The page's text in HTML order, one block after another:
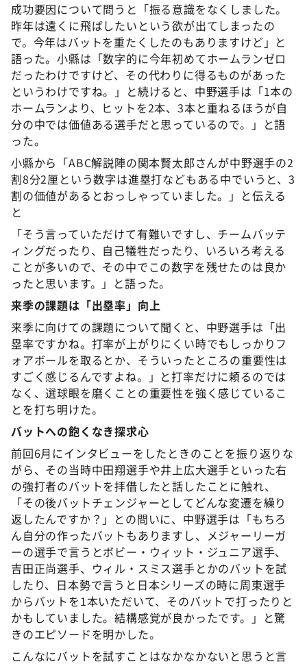
成功要因について問うと「振る意識をなくしました。
昨年は遠くに飛ばしたいという欲が出てしまったの
で。今年はバットを重たくしたのもありますけど」と
語った。小縣は「数字的に今年初めてホームランゼロ
だったわけですけど、その代わりに得るものがあった
というわけですね。」と続けると、中野選手は「1本の
ホームランより、ヒットを2本、3本と重ねるほうが自
分の中では価値ある選手だと思っているので。」と語
った。
小縣から「ABC解説陣の関本賢太郎さんが中野選手の2
割8分2厘という数字は進塁打などもある中でいうと、3
割の価値があるとおっしゃっていました。」と伝える
と
「そう言っていただけて有難いですし、チームバッテ
ィングだったり、自己犠牲だったり、いろいろ考える
ことが多いので、その中でこの数字を残せたのは良か
ったと思います。」と語った。
来季の課題は「出塁率」向上
来季に向けての課題について聞くと、中野選手は「出
塁率ですかね。打率が上がりにくい時でもしっかりフ
ォアボールを取るとか、そういったところの重要性は
すごく感じるんですよね。」と打率だけに頼るのでは
なく、選球眼を磨くことの重要性を強く感じているこ
とを打ち明けた。
バットへの飽くなき探求心
前回6月にインタビューをしたときのことを振り返りな
がら、その当時中田翔選手や井上広大選手といった右
の強打者のバットを拝借したと話したことに触れ、
「その後バットチェンジャーとしてどんな変遷を繰り
返したんですか？」との問いに、中野選手は「もちろ
ん自分の作ったバットもありますし、メジャーリーガ
ーの選手で言うとボビー・ウィット・ジュニア選手、
吉田正尚選手、ウィル・スミス選手とかのバットを試
したり、日本勢で言うと日本シリーズの時に周東選手
からバットを1本いただいて、そのバットで打ったりと
かもしていました。結構感覚が良かったです。」と驚
きのエピソードを明かした。
こんなにバットを試すことはなかなかないと思うと言